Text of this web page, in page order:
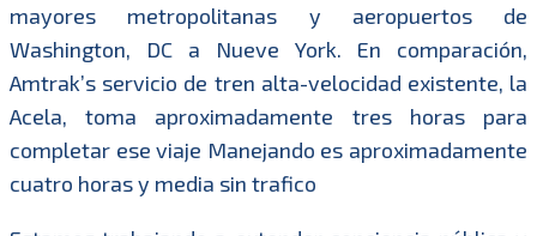
mayores metropolitanas y aeropuertos de
Washington, DC a Nueve York. En comparación,
Amtrak’s servicio de tren alta-velocidad existente, la
Acela, toma aproximadamente tres horas para
completar ese viaje Manejando es aproximadamente
cuatro horas y media sin trafico